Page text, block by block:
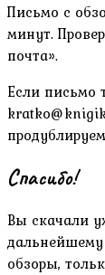
Письмо с
минут.
почта».
Если
Спасибо!
Вы скачали
обзоры,